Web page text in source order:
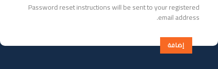
Password reset instructions will be sent to your registered
email address.